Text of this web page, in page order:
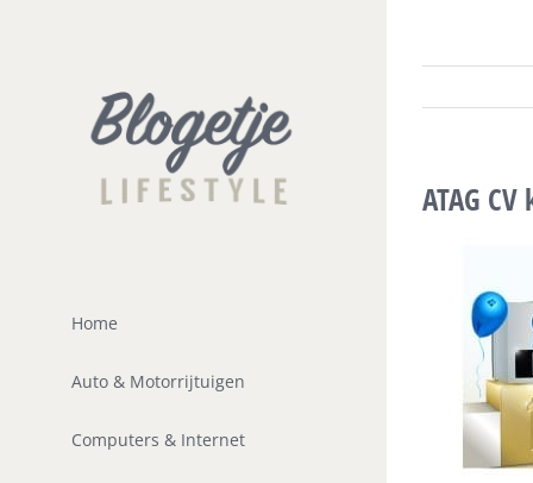
Home
Auto & Motorrijtuigen
Computers & Internet
ATAG